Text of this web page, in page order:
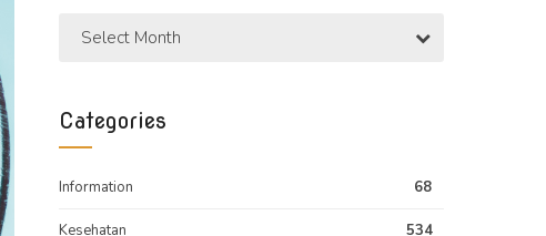
Select Month
Categories
Information 68
Kesehatan 534